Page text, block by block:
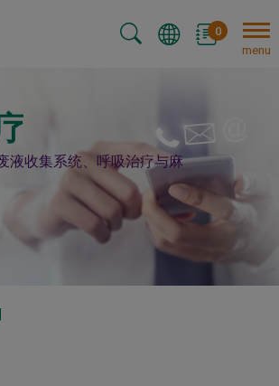
0
menu
液收集系统、呼吸治疗与麻